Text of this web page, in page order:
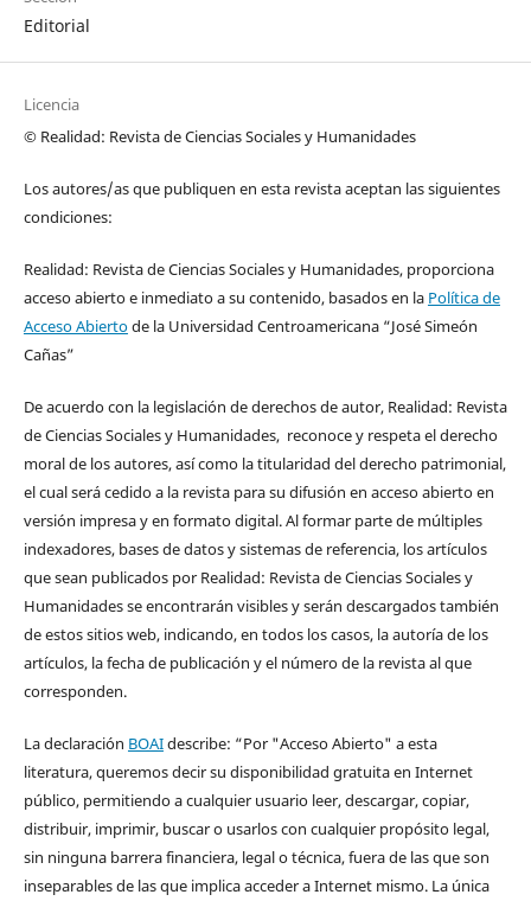
Editorial
Licencia
© Realidad: Revista de Ciencias Sociales y Humanidades
Los autores/as que publiquen en esta revista aceptan las siguientes
condiciones:
Realidad: Revista de Ciencias Sociales y Humanidades, proporciona
acceso abierto e inmediato a su contenido, basados en la Política de
Acceso Abiertode la Universidad Centroamericana “José Simeón
Cañas”
De acuerdo con la legislación de derechos de autor, Realidad: Revista
de Ciencias Sociales y Humanidades, reconoce y respeta el derecho
moral de los autores, así como la titularidad del derecho patrimonial,
el cual será cedido a la revista para su difusión en acceso abierto en
versión impresa y en formato digital. Al formar parte de múltiples
indexadores, bases de datos y sistemas de referencia, los artículos
que sean publicados por Realidad: Revista de Ciencias Sociales y
Humanidades se encontrarán visibles y serán descargados también
de estos sitios web, indicando, en todos los casos, la autoría de los
artículos, la fecha de publicación y el número de la revista al que
corresponden.
La declaración BOAIdescribe: “Por "Acceso Abierto" a esta
literatura, queremos decir su disponibilidad gratuita en Internet
público, permitiendo a cualquier usuario leer, descargar, copiar,
distribuir, imprimir, buscar o usarlos con cualquier propósito legal,
sin ninguna barrera financiera, legal o técnica, fuera de las que son
inseparables de las que implica acceder a Internet mismo. La única